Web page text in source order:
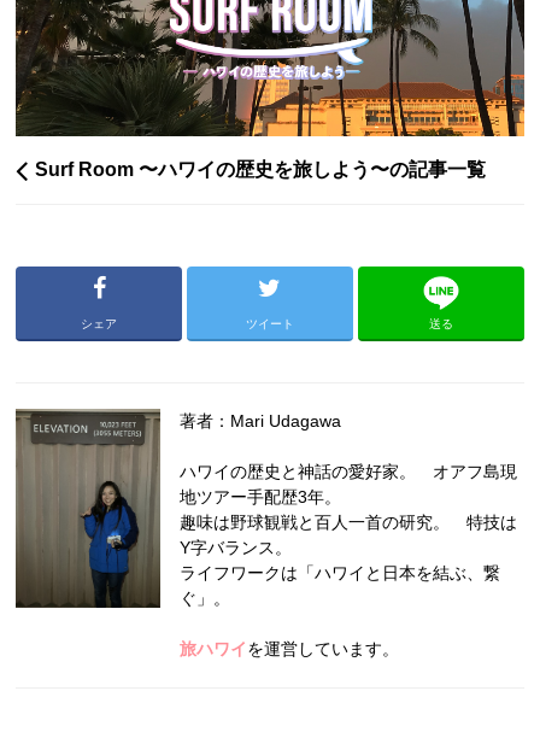
Surf Room 〜ハワイの歴史を旅しよう〜の記事一覧
シェア ツイート 送る
著者：Mari Udagawa
ハワイの歴史と神話の愛好家。 オアフ島現
地ツアー手配歴3年。
趣味は野球観戦と百人一首の研究。 特技は
Y字バランス。
ライフワークは「ハワイと日本を結ぶ、繋
ぐ」。
旅ハワイを運営しています。